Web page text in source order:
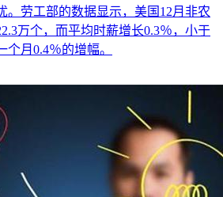
。劳工部的数据显示，美国12月非农
万个，而平均时薪增长0.3％，小于
月0.4％的增幅。